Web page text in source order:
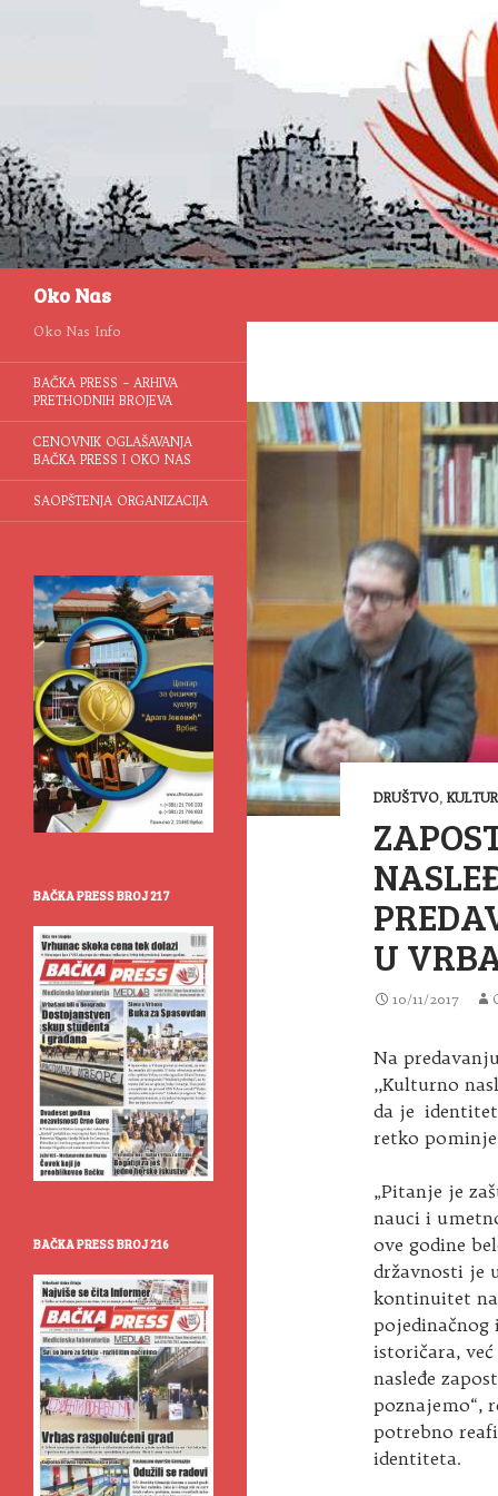
Oko Nas
DRUŠTVO,
U
10/11/2017
Na
,,Kulturno
da je
retko
„Pitanje je
nauci i
ove godine
državnosti je
kontinuitet
pojedinačnog
istoričara,
nasleđe
poznajemo“,
potrebno
identiteta.
Oko Nas Info
BAČKA PRESS – ARHIVA
PRETHODNIH BROJEVA
CENOVNIK OGLAŠAVANJA
BAČKA PRESS I OKO NAS
SAOPŠTENJA ORGANIZACIJA
BAČKA PRESS BROJ 217
BAČKA PRESS BROJ 216